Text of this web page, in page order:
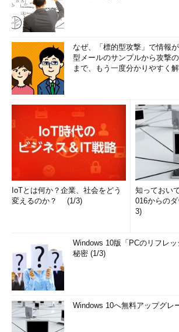
なぜ、「標的型攻撃」で情報
型メールのサンプルから攻撃
まで、もう一度分かりやすく
IoTとは何か？企業、社会をどう
変えるのか？ (1/3)
知っておい
016からの
3)
Windows 10版「PCのリフレ
秘密 (1/3)
Windows 10へ無料アップグレ